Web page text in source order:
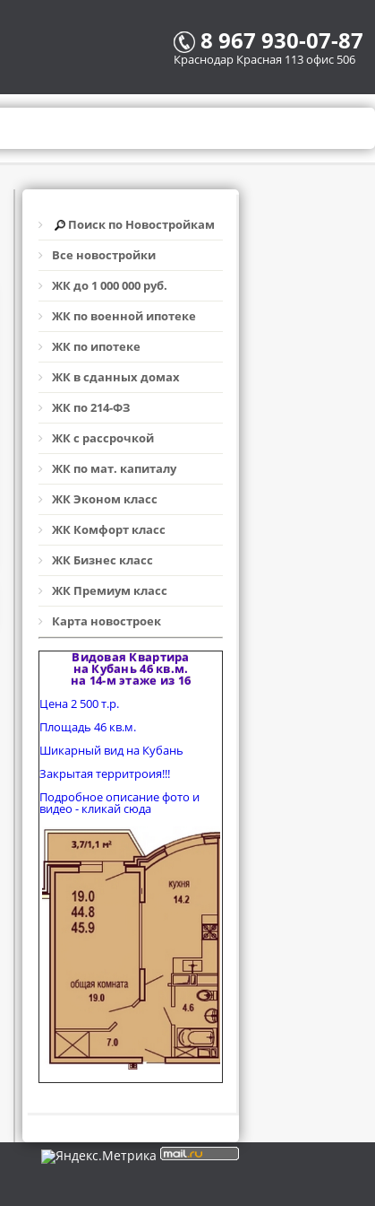
8 967 930-07-87
Краснодар Красная 113 офис 506
Поиск по Новостройкам
Все новостройки
ЖК до 1 000 000 руб.
ЖК по военной ипотеке
ЖК по ипотеке
ЖК в сданных домах
ЖК по 214-ФЗ
ЖК с рассрочкой
ЖК по мат. капиталу
ЖК Эконом класс
ЖК Комфорт класс
ЖК Бизнес класс
ЖК Премиум класс
Карта новостроек
Видовая Квартира
на Кубань 46 кв.м.
на 14-м этаже из 16
Цена 2 500 т.р.
Площадь 46 кв.м.
Шикарный вид на Кубань
Закрытая территроия!!!
Подробное описание фото и
видео - кликай сюда